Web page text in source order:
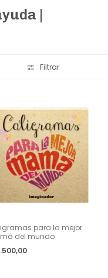
|
Filtrar
para la mejor
del mundo